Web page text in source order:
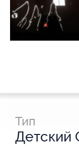
Тип
Детский